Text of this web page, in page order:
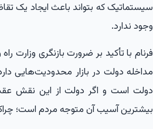
سیستماتیک که بتواند باعث ایجاد یک
وجود ندارد.
فرنام با تأکید بر ضرورت بازنگری
مداخله دولت در بازار محدودیت‌هایی
دولت است و اگر دولت از این نقش
بیشترین آسیب آن متوجه مردم است؛